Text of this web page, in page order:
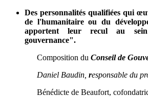
Des personnalités qualifiées qui
de l'humanitaire ou du
apportent leur recul au
gouvernance".
Composition du Conseil de
Daniel Baudin, responsable du
Bénédicte de Beaufort,